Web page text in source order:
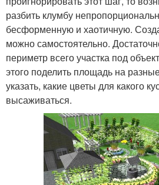
разбить клумбу
бесформенную и хаотичную.
можно самостоятельно.
периметр всего участка под
этого поделить площадь на
указать, какие цветы для какого
высаживаться.